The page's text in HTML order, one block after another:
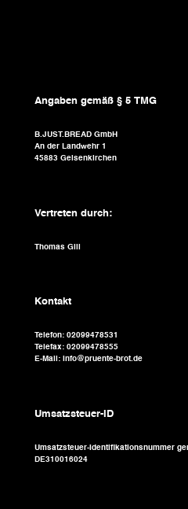
Angaben gemäß § 5 TMG
B.JUST.BREAD GmbH
An der Landwehr 1
45883 Gelsenkirchen
Vertreten durch:
Thomas Gill
Kontakt
Telefon: 02099478531
Telefax: 02099478555
E-Mail: info@pruente-brot.de
Umsatzsteuer-ID
Umsatzsteuer-Identifikationsnummer
DE310016024